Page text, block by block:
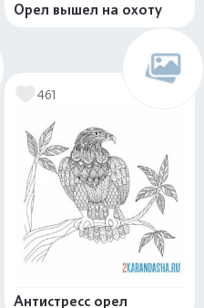
Орел вышел на охоту
461
Антистресс орел